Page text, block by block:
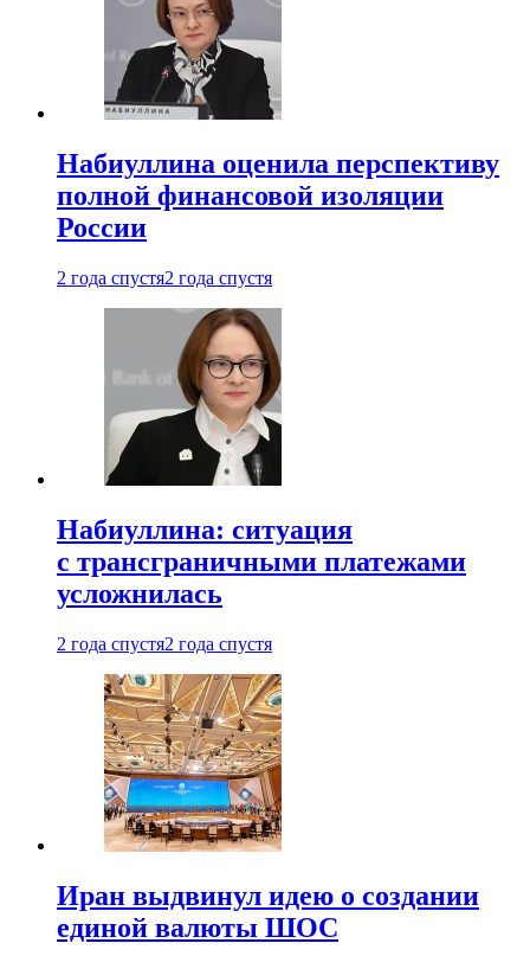
Набиуллина оценила перспективу
полной финансовой изоляции
России
2 года спустя2 года спустя
Набиуллина: ситуация
с трансграничными платежами
усложнилась
2 года спустя2 года спустя
Иран выдвинул идею о создании
единой валюты ШОС